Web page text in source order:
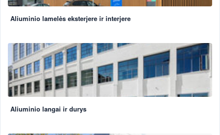
Aliuminio lamelės eksterjere ir interjere
Aliuminio langai ir durys